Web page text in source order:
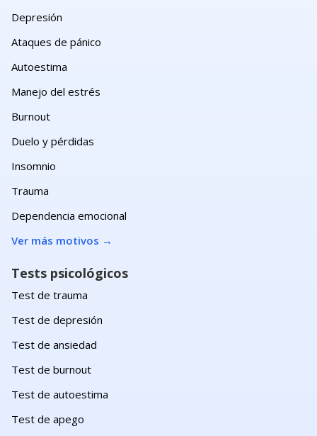
Depresión
Ataques de pánico
Autoestima
Manejo del estrés
Burnout
Duelo y pérdidas
Insomnio
Trauma
Dependencia emocional
Ver más motivos →
Tests psicológicos
Test de trauma
Test de depresión
Test de ansiedad
Test de burnout
Test de autoestima
Test de apego